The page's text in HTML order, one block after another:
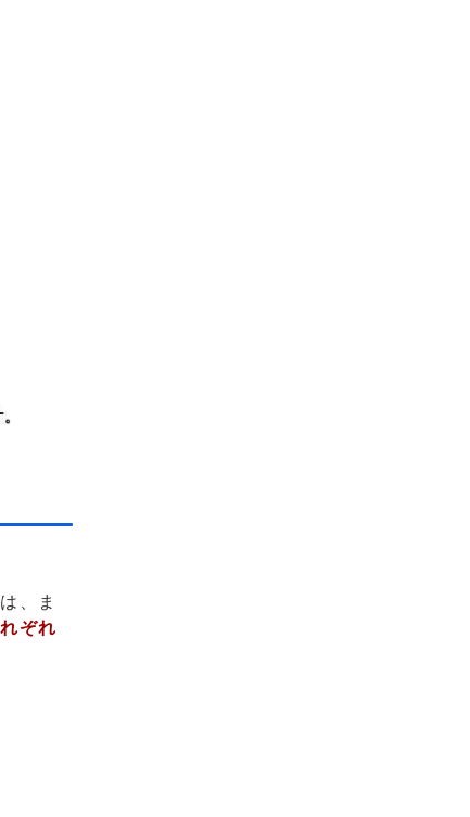
、ま
ぞれ